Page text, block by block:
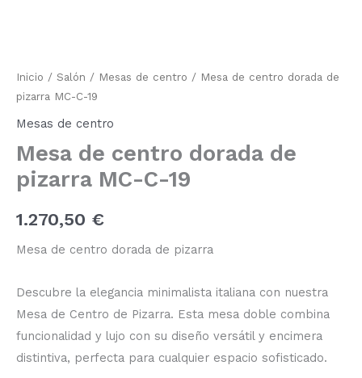
Inicio / Salón / Mesas de centro / Mesa de centro dorada de
pizarra MC-C-19
Mesas de centro
Mesa de centro dorada de
pizarra MC-C-19
1.270,50 €
Mesa de centro dorada de pizarra
Descubre la elegancia minimalista italiana con nuestra
Mesa de Centro de Pizarra. Esta mesa doble combina
funcionalidad y lujo con su diseño versátil y encimera
distintiva, perfecta para cualquier espacio sofisticado.
C-
19